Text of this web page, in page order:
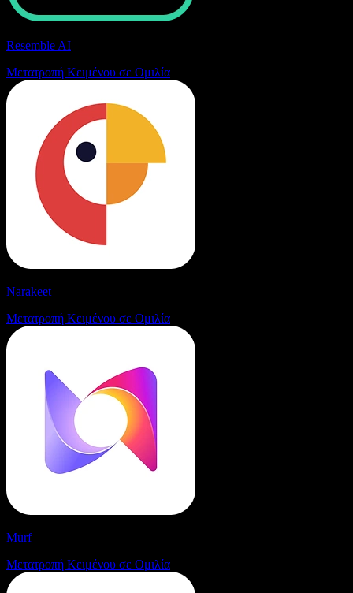
Resemble AI
Μετατροπή Κειμένου σε Ομιλία
Narakeet
Μετατροπή Κειμένου σε Ομιλία
Murf
Μετατροπή Κειμένου σε Ομιλία